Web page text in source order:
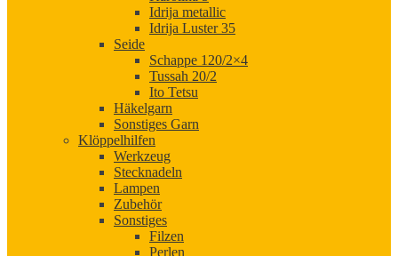
Idrija metallic
Idrija Luster 35
Seide
Schappe 120/2×4
Tussah 20/2
Ito Tetsu
Häkelgarn
Sonstiges Garn
Klöppelhilfen
Werkzeug
Stecknadeln
Lampen
Zubehör
Sonstiges
Filzen
Perlen